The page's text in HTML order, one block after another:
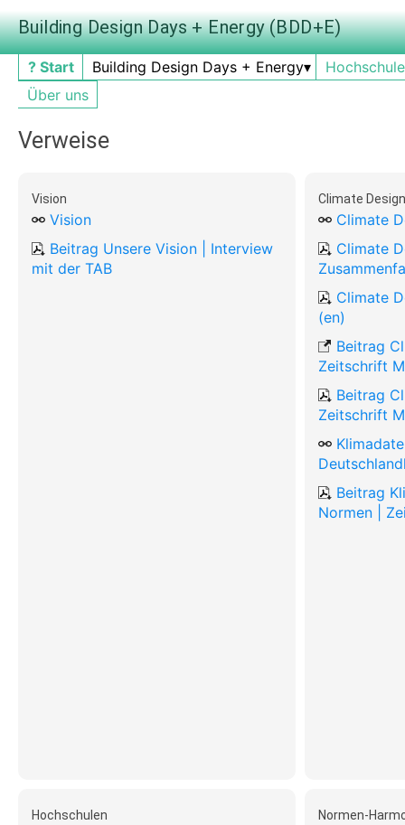
Building Design Days + Energy (BDD+E)
? Start Building Design Days + Energy
Über uns
Verweise
Vision
Vision
Beitrag Unsere Vision | Interview
mit der TAB
Climate
Climate
Climate
Climate
(en)
Beitrag
Zeitschrift
Beitrag
Zeitschrift
Beitrag
Normen |
Hochschulen Normen-